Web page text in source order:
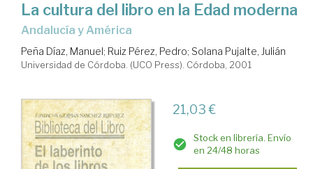
La cultura del libro en la Edad moderna
Andalucía y América
Peña Díaz, Manuel; Ruiz Pérez, Pedro; Solana Pujalte, Julián
Universidad de Córdoba. (UCO Press). Córdoba, 2001
21,03 €
Stock en librería. Envío
en 24/48 horas